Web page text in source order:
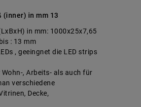
(inner) in mm 13
in mm: 1000x25x7,65
: 13 mm
, geeingnet die LED strips
, Arbeits- als auch für
verschiedene
Decke,